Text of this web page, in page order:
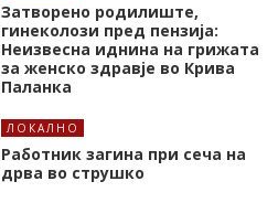
Затворено родилиште,
гинеколози пред пензија:
Неизвесна иднина на грижата
за женско здравје во Крива
Паланка
ЛОКАЛНО
Работник загина при сеча на
дрва во струшко